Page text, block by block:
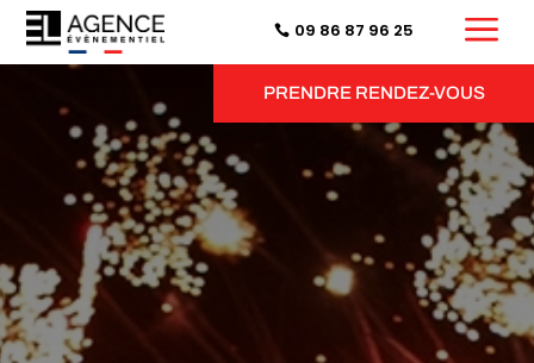
09 86 87 96 25 a
PRENDRE RENDEZ-VOUS